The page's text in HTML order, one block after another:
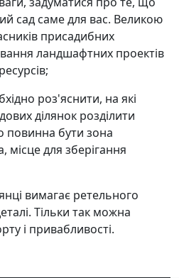
сад саме для вас. Великою
присадибних
ландшафтних проектів
роз'яснити, на які
ділянок розділити
повинна бути зона
місце для зберігання
вимагає ретельного
Тільки так можна
і привабливості.